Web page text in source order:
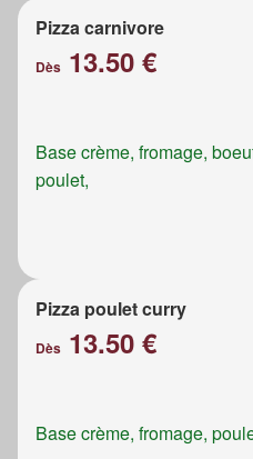
Pizza carnivore
Dès 13.50 €
Base crème, fromage,
poulet,
Pizza poulet curry
Dès 13.50 €
Base crème, fromage,